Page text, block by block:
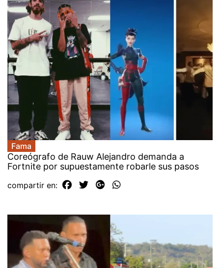
Fama
Coreógrafo de Rauw Alejandro demanda a
Fortnite por supuestamente robarle sus pasos
compartir en: